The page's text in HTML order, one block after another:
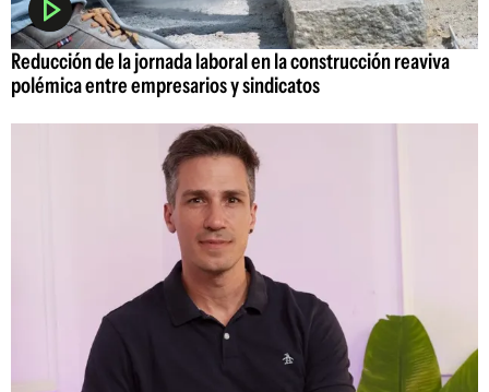
Reducción de la jornada laboral en la construcción reaviva
polémica entre empresarios y sindicatos